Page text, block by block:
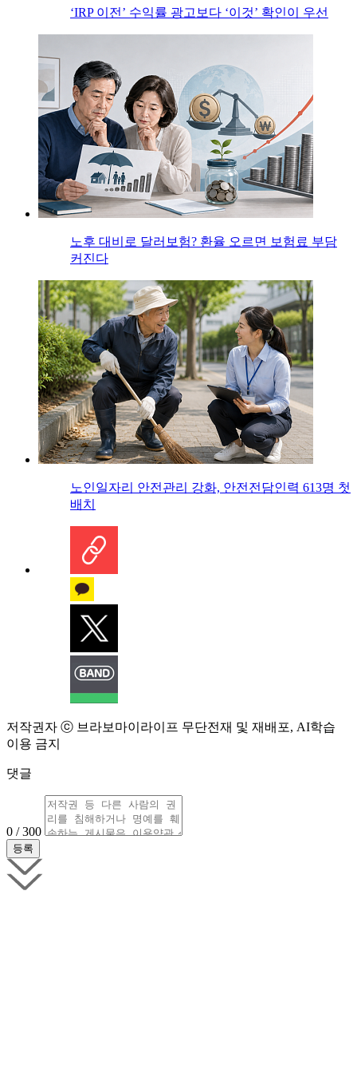
‘IRP 이전’ 수익률 광고보다 ‘이것’ 확인이 우선
노후 대비로 달러보험? 환율 오르면 보험료 부담
커진다
노인일자리 안전관리 강화, 안전전담인력 613명 첫
배치
저작권자 ⓒ 브라보마이라이프 무단전재 및 재배포, AI학습
이용 금지
댓글
0 / 300